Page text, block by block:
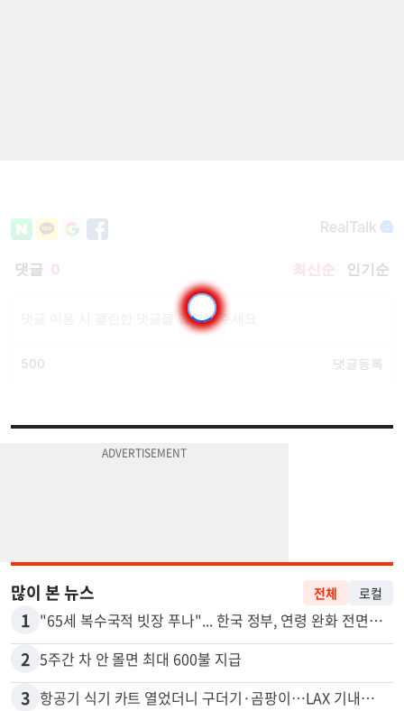
많이 본 뉴스 전체 로컬
1 "65세 복수국적 빗장 푸나"... 한국 정부, 연령 완화 전면 추진
2 5주간 차 안 몰면 최대 600불 지급
3 항공기 식기 카트 열었더니 구더기·곰팡이…LAX 기내식 업체 논란